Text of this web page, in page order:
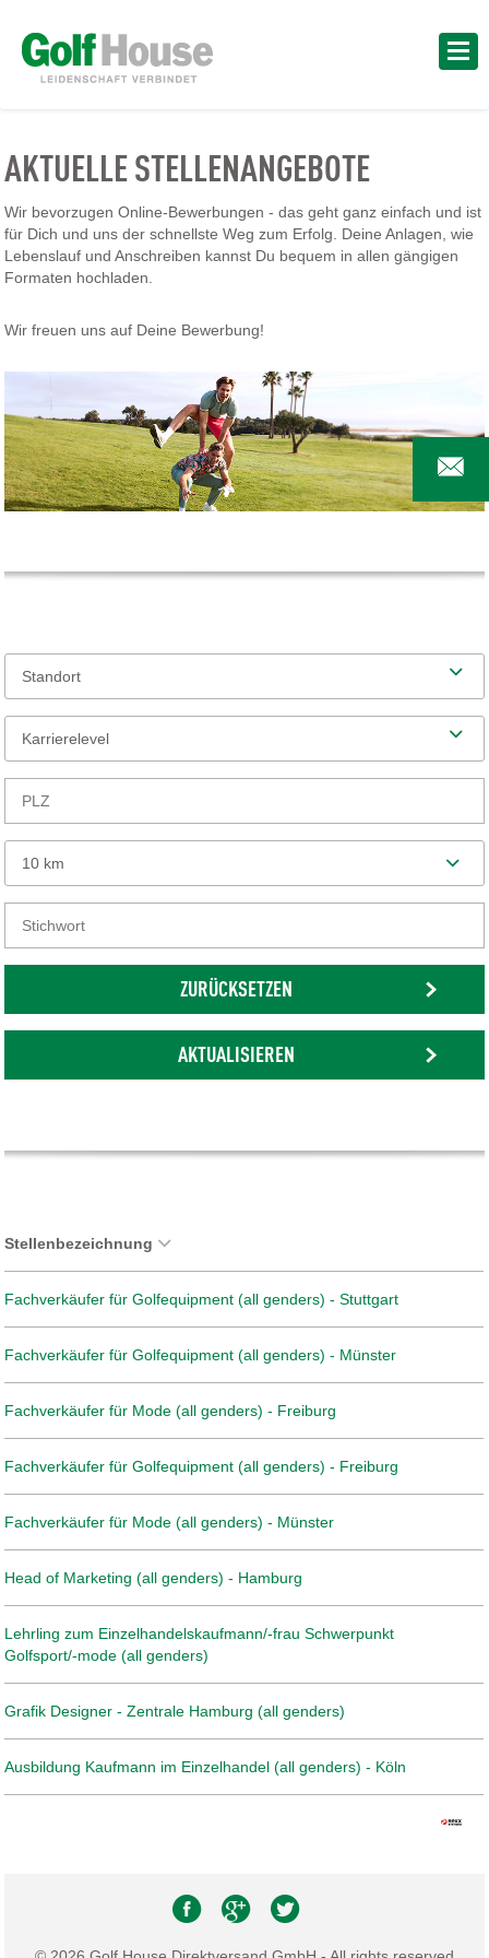
AKTUELLE STELLENANGEBOTE
Wir bevorzugen Online-Bewerbungen - das geht ganz einfach und ist
für Dich und uns der schnellste Weg zum Erfolg. Deine Anlagen, wie
Lebenslauf und Anschreiben kannst Du bequem in allen gängigen
Formaten hochladen.
Wir freuen uns auf Deine Bewerbung!
Standort
Karrierelevel
10 km
ZURÜCKSETZEN
AKTUALISIEREN
Stellenbezeichnung
Fachverkäufer für Golfequipment (all genders) - Stuttgart
Fachverkäufer für Golfequipment (all genders) - Münster
Fachverkäufer für Mode (all genders) - Freiburg
Fachverkäufer für Golfequipment (all genders) - Freiburg
Fachverkäufer für Mode (all genders) - Münster
Head of Marketing (all genders) - Hamburg
Lehrling zum Einzelhandelskaufmann/-frau Schwerpunkt
Golfsport/-mode (all genders)
Grafik Designer - Zentrale Hamburg (all genders)
Ausbildung Kaufmann im Einzelhandel (all genders) - Köln